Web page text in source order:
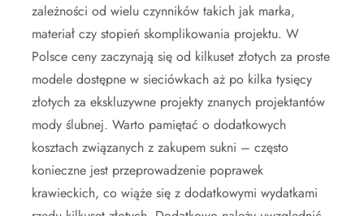
zależności od wielu czynników takich jak marka,
materiał czy stopień skomplikowania projektu. W
Polsce ceny zaczynają się od kilkuset złotych za proste
modele dostępne w sieciówkach aż po kilka tysięcy
złotych za ekskluzywne projekty znanych projektantów
mody ślubnej. Warto pamiętać o dodatkowych
kosztach związanych z zakupem sukni – często
konieczne jest przeprowadzenie poprawek
krawieckich, co wiąże się z dodatkowymi wydatkami